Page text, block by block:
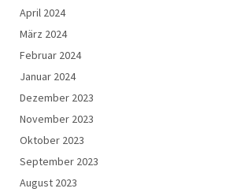
April 2024
März 2024
Februar 2024
Januar 2024
Dezember 2023
November 2023
Oktober 2023
September 2023
August 2023